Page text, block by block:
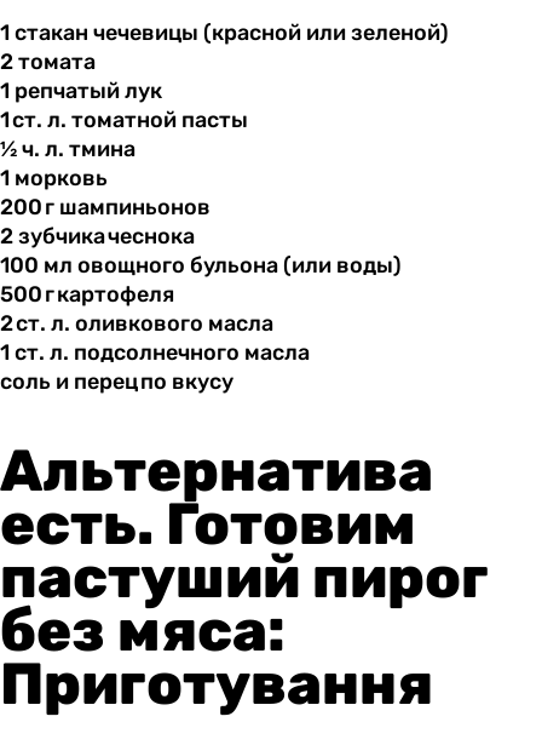
1 стакан чечевицы (красной или зеленой)
2 томата
1 репчатыйлук
1 ст. л. томатной пасты
½ ч. л. тмина
1 морковь
200 г шампиньонов
2 зубчика чеснока
100 мл овощного бульона (или воды)
500 г картофеля
2 ст. л. оливкового масла
1 ст. л. подсолнечного масла
соль и перец по вкусу
Альтернатива
есть. Готовим
пастуший пирог
без мяса:
Приготування